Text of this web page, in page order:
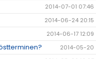
2014-07-01 07:46
2014-06-24 20:15
2014-06-17 12:09
2014-05-20